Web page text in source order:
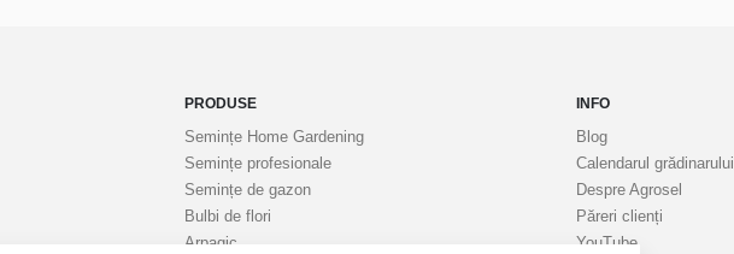
PRODUSE
Semințe Home Gardening
Semințe profesionale
Semințe de gazon
Bulbi de flori
Arpagic
INFO
Blog
Calendarul grădinarului
Despre Agrosel
Păreri clienți
YouTube